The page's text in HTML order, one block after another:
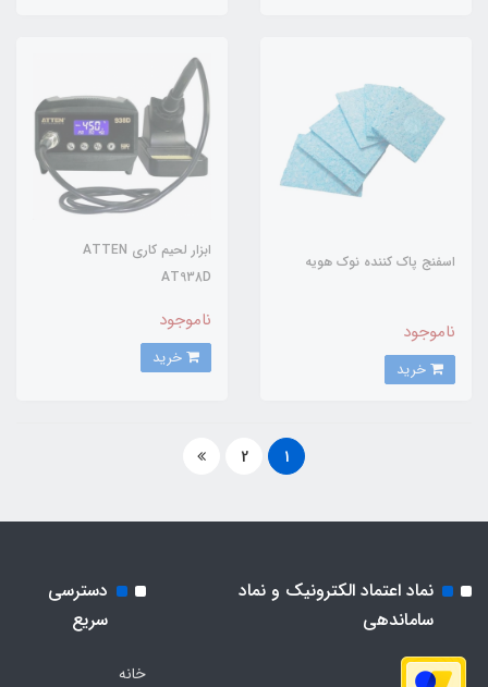
اسفنج پاک کننده نوک هویه
ناموجود
ابزار لحیم کاری ATTEN
AT938D
ناموجود
1
2
نماد اعتماد الکترونیک و نماد
ساماندهی
دسترسی
سریع
خانه